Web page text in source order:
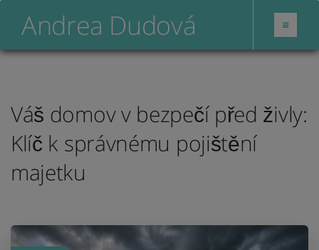
Andrea Dudová
Váš domov v bezpečí před živly:
Klíč k správnému pojištění
majetku